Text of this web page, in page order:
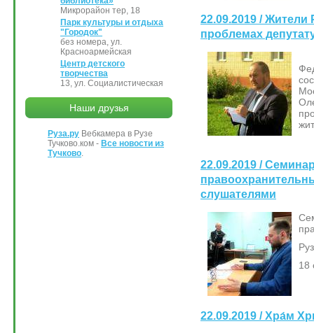
22.09.2019 / Жители
проблемах
22.09.2019 /
слушателями
18
22.09.2019 / Хра́м
Микрорайон тер, 18
Парк культуры и отдыха
"Городок"
без номера, ул.
Красноармейская
Центр детского
творчества
13, ул. Социалистическая
Наши друзья
Руза.ру Вебкамера в Рузе
Тучково.ком - Все новости из
Тучково.